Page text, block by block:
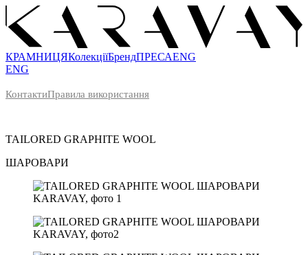
КРАМНИЦЯКолекціїБрендПРЕСАENG
ENG
КонтактиПравила використання
TAILORED GRAPHITE WOOL
ШАРОВАРИ